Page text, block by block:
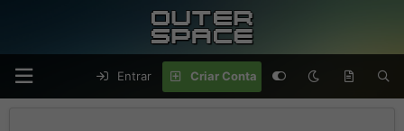
Entrar Criar Conta